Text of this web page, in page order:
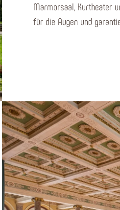
Marmorsaal, Kurtheater
für die Augen und